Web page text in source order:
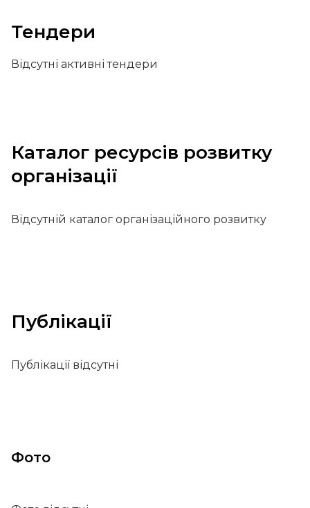
Тендери
Відсутні активні тендери
Каталог ресурсів розвитку
організації
Відсутній каталог організаційного розвитку
Публікації
Публікації відсутні
Фото